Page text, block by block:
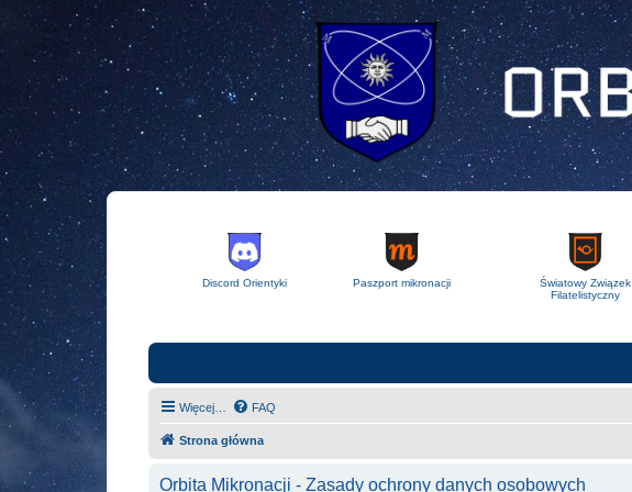
Discord Orientyki Paszport mikronacji
Światowy Związek
Filatelistyczny
Więcej… FAQ
Strona główna
Orbita Mikronacji - Zasady ochrony danych osobowych